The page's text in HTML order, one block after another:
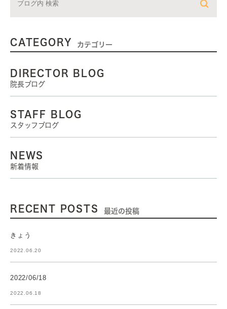
CATEGORY カテゴリー
DIRECTOR BLOG
院長ブログ
STAFF BLOG
スタッフブログ
NEWS
新着情報
RECENT POSTS 最近の投稿
きょう
2022.06.20
2022/06/18
2022.06.18